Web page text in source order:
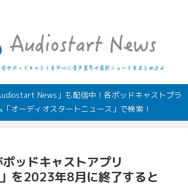
News」も配信中！各ポッドキャストプラ
「オーディオスタートニュース」で検索！
ッドキャストアプリ
を2023年8月に終了すると